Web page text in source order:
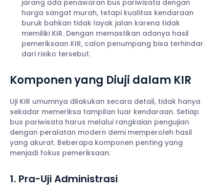
jarang ada penawaran bus pariwisata dengan
harga sangat murah, tetapi kualitas kendaraan
buruk bahkan tidak layak jalan karena tidak
memiliki KIR. Dengan memastikan adanya hasil
pemeriksaan KIR, calon penumpang bisa terhindar
dari risiko tersebut.
Komponen yang Diuji dalam KIR
Uji KIR umumnya dilakukan secara detail, tidak hanya
sekadar memeriksa tampilan luar kendaraan. Setiap
bus pariwisata harus melalui rangkaian pengujian
dengan peralatan modern demi memperoleh hasil
yang akurat. Beberapa komponen penting yang
menjadi fokus pemeriksaan:
1. Pra-Uji Administrasi